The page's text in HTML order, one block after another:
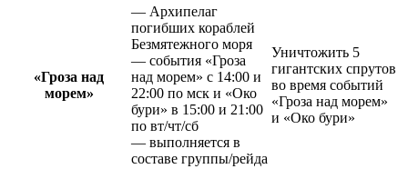
«Гроза над
морем»
— Архипелаг
погибших кораблей
Безмятежного моря
— события «Гроза
над морем» с 14:00 и
22:00 по мск и «Око
бури» в 15:00 и 21:00
по вт/чт/сб
— выполняется в
составе группы/рейда
Уничтожить 5
гигантских спрутов
во время событий
«Гроза над морем»
и «Око бури»